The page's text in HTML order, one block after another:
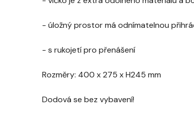
- úložný prostor má odnímatelnou
- s rukojetí pro přenášení
Rozměry: 400 x 275 x H245 mm
Dodová se bez vybavení!